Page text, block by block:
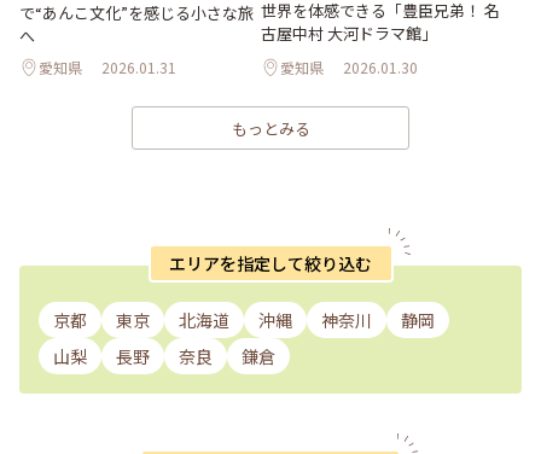
で“あんこ文化”を感じる小さな旅
へ
愛知県 2026.01.31
世界を体感できる「豊臣兄弟！ 名
古屋中村 大河ドラマ館」
愛知県 2026.01.30
もっとみる
エリアを指定して絞り込む
京都 東京 北海道 沖縄 神奈川
静岡
山梨
長野 奈良 鎌倉